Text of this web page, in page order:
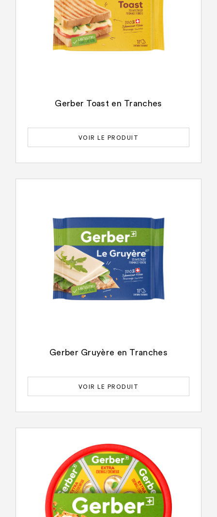
Gerber Toast en Tranches
VOIR LE PRODUIT
Gerber Gruyère en Tranches
VOIR LE PRODUIT